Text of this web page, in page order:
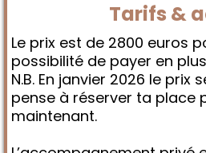
Tarifs &
Le prix est de 2800 euros
possibilité de payer en
N.B. En janvier 2026 le prix
pense à réserver ta place
maintenant.